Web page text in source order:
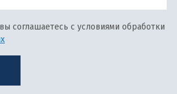
соглашаетесь с условиями обработки